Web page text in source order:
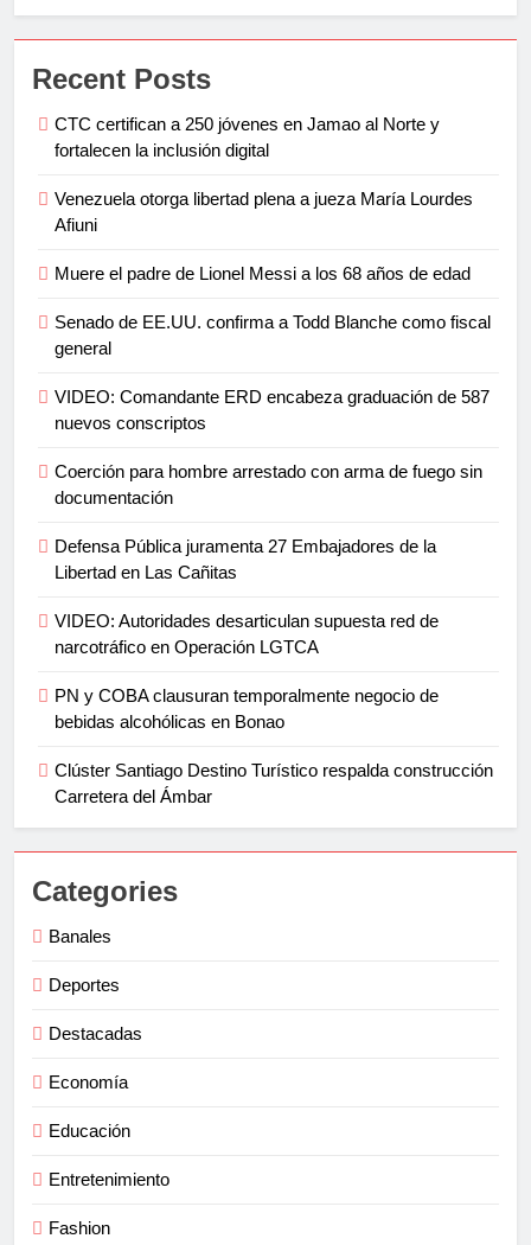
Recent Posts
CTC certifican a 250 jóvenes en Jamao al Norte y
fortalecen la inclusión digital
Venezuela otorga libertad plena a jueza María Lourdes
Afiuni
Muere el padre de Lionel Messi a los 68 años de edad
Senado de EE.UU. confirma a Todd Blanche como fiscal
general
VIDEO: Comandante ERD encabeza graduación de 587
nuevos conscriptos
Coerción para hombre arrestado con arma de fuego sin
documentación
Defensa Pública juramenta 27 Embajadores de la
Libertad en Las Cañitas
VIDEO: Autoridades desarticulan supuesta red de
narcotráfico en Operación LGTCA
PN y COBA clausuran temporalmente negocio de
bebidas alcohólicas en Bonao
Clúster Santiago Destino Turístico respalda construcción
Carretera del Ámbar
Categories
Banales
Deportes
Destacadas
Economía
Educación
Entretenimiento
Fashion